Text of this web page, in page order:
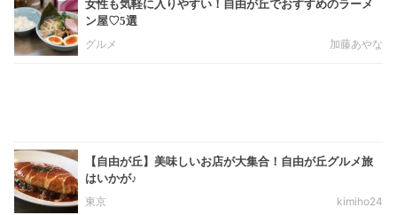
女性も気軽に入りやすい！自由が丘でおすすめのラーメ
ン屋♡5選
グルメ
加藤あやな
【自由が丘】美味しいお店が大集合！自由が丘グルメ旅
はいかが♪
東京
kimiho24